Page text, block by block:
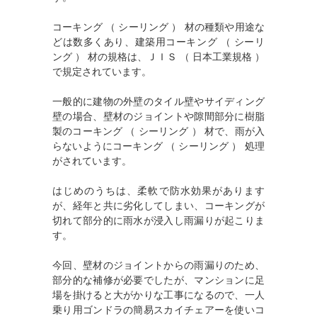
コーキング （ シーリング ） 材の種類や用途な
どは数多くあり、建築用コーキング （ シーリ
ング ） 材の規格は、ＪＩＳ （ 日本工業規格 ）
で規定されています。
一般的に建物の外壁のタイル壁やサイディング
壁の場合、壁材のジョイントや隙間部分に樹脂
製のコーキング （ シーリング ） 材で、雨が入
らないようにコーキング （ シーリング ） 処理
がされています。
はじめのうちは、柔軟で防水効果があります
が、経年と共に劣化してしまい、コーキングが
切れて部分的に雨水が浸入し雨漏りが起こりま
す。
今回、壁材のジョイントからの雨漏りのため、
部分的な補修が必要でしたが、マンションに足
場を掛けると大がかりな工事になるので、一人
乗り用ゴンドラの簡易スカイチェアーを使いコ